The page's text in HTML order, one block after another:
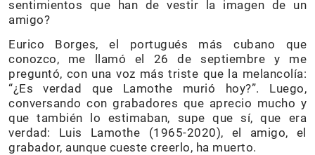
sentimientos que han de vestir la imagen de un
amigo?
Eurico Borges, el portugués más cubano que
conozco, me llamó el 26 de septiembre y me
preguntó, con una voz más triste que la melancolía:
“¿Es verdad que Lamothe murió hoy?”. Luego,
conversando con grabadores que aprecio mucho y
que también lo estimaban, supe que sí, que era
verdad: Luis Lamothe (1965-2020), el amigo, el
grabador, aunque cueste creerlo, ha muerto.